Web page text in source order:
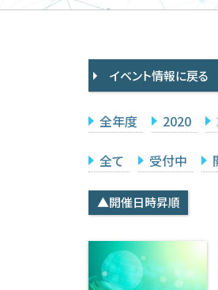
プ
イベント情報に戻る
全年度 2020
全て 受付中
▲開催日時昇順